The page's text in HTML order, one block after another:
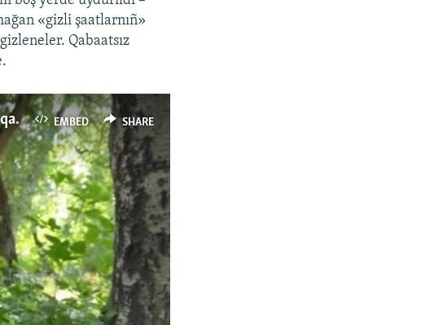
«gizli şaatlarnıñ»
Qabaatsız
EMBED SHARE
Mahküm etilgen Azamat Eyupovnıñ advokatı ve ömür arqadaşı